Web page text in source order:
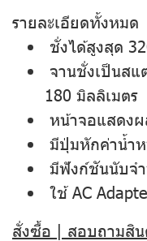
รายละเอียดทั้งหมด
ชั่งได้สูงสุด
จานชั่งเป็นสแ
180 มิลลิเมตร
หน้าจอแสดงผ
มีปุ่มหักค่าน้ำ
มีฟังก์ชันนับจ
ใช้ AC
สั่งซื้อ | สอบถามสิน